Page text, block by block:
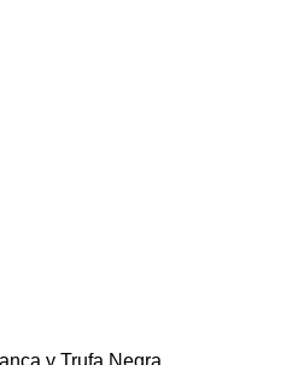
y Trufa Negra